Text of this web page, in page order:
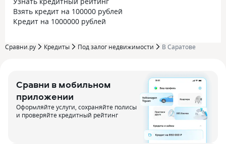
Взять кредит на 100000 рублей
Кредит на 1000000 рублей
Сравни.ру Кредиты Под залог недвижимости В Саратове
Сравни в мобильном
приложении
Оформляйте услуги, сохраняйте полисы
и проверяйте кредитный рейтинг